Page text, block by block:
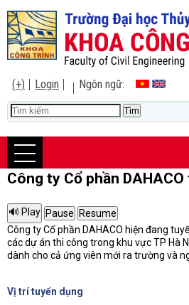
(+) Login Ngôn ngữ:
Công ty Cổ phần
Công ty Cổ phần DAHACO hiện đang
các dự án thi công trong khu vực TP Hà
dành cho cả ứng viên mới ra trường và
Vị trí tuyển dụng